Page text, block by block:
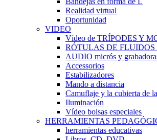
Realidad virtual
Oportunidad
VIDEO
Vídeo de TRÍPODES Y
RÓTULAS DE FLUIDOS
AUDIO micrós y
Accessorios
Estabilizadores
Mando a distancia
Camuflaje y la cubierta de
Iluminación
Vídeo bolsas especiales
HERRAMIENTAS
herramientas educativas